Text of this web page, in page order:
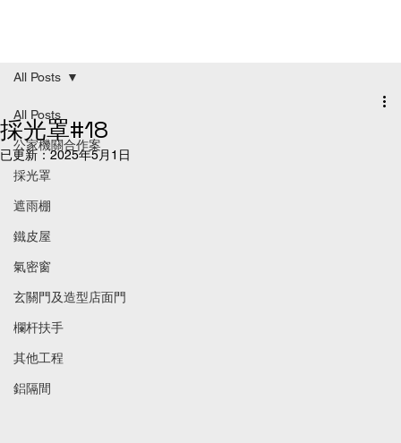
All Posts
公家機關合作案
採光罩
遮雨棚
鐵皮屋
氣密窗
玄關門及造型店面門
欄杆扶手
其他工程
鋁隔間
All Posts
採光罩#18
已更新：2025年5月1日